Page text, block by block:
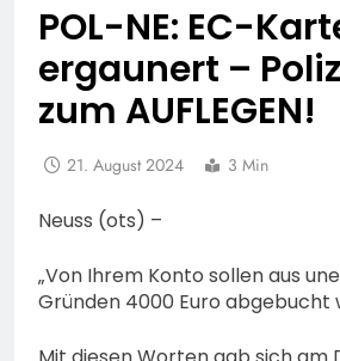
POL-NE: EC-
ergaunert –
zum AUFLEGEN!
21. August 2024 3 Min
Neuss (ots) –
„Von Ihrem Konto sollen aus
Gründen 4000 Euro abgebucht